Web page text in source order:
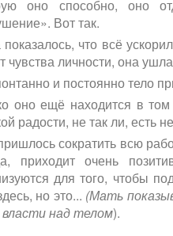
оно способно, оно
Вот так.
показалось, что всё
чувства личности, она
и постоянно тело
оно ещё находится в
радости, не так ли, есть
сократить всю
приходит очень
для того, чтобы
но это... (Мать
над телом).